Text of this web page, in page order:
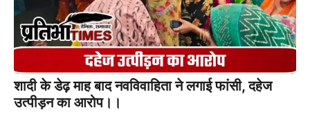
शादी के डेढ़ माह बाद नवविवाहिता ने लगाई फांसी, दहेज
उत्पीड़न का आरोप।।